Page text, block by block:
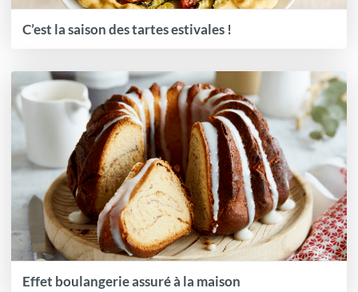
C’est la saison des tartes estivales !
Effet boulangerie assuré à la maison